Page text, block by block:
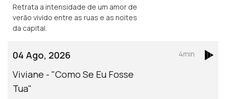
Retrata a intensidade de um amor de
verão vivido entre as ruas e as noites
da capital.
04 Ago, 2026
Viviane - "Como Se Eu Fosse
Tua"
4min